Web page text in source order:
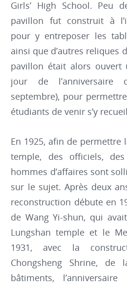
Girls’ High School. Peu
pavillon fut construit à
pour y entreposer les
ainsi que d’autres reliques
pavillon était alors ouvert
jour de l’anniversaire
septembre), pour
étudiants de venir s’y
En 1925, afin de permettre
temple, des officiels,
hommes d’affaires sont
sur le sujet. Après deux
reconstruction débute en
de Wang Yi-shun, qui
Lungshan temple et le
1931, avec la
Chongsheng Shrine,
bâtiments,